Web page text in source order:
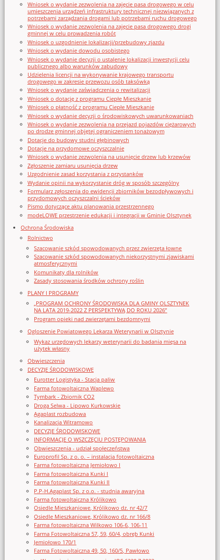
Wniosek o wydanie zezwolenia na zajęcie pasa drogowego w celu
umieszczenia urządzeń infrastruktury technicznej niezwiązanych z
potrzebami zarządzania drogami lub potrzebami ruchu drogowego
Wniosek o wydanie zezwolenia na zajęcie pasa drogowego drogi
gminnej w celu prowadzenia robót
Wniosek o uzgodnienie lokalizacji/przebudowy zjazdu
Wniosek o wydanie dowodu osobistego
Wniosek o wydanie decyzji o ustalenie lokalizacji inwestycji celu
publicznego albo warunków zabudowy
Udzielenia licencji na wykonywanie krajowego transportu
drogowego w zakresie przewozu osób taksówką
Wniosek o wydanie zaświadczenia o rewitalizacji
Wniosek o dotację z programu Ciepłe Mieszkanie
Wniosek o płatność z programu Ciepłe Mieszkanie
Wniosek o wydanie decyzji o środowiskowych uwarunkowaniach
Wniosek o wydanie zezwolenia na przejazd pojazdów ciężarowych
po drodze gminnej objętej ograniczeniem tonażowym
Dotacje do budowy studni głębinowych
Dotacje na przydomowe oczyszczalnie
Wniosek o wydanie zezwolenia na usunięcie drzew lub krzewów
Zgłoszenie zamiaru usunięcia drzew
Uzgodnienie zasad korzystania z przystanków
Wydanie opinii na wykorzystanie dróg w sposób szczególny
Formularz zgłoszenia do ewidencji zbiorników bezodpływowych i
przydomowych oczyszczalni ścieków
Pismo dotyczące aktu planowania przestrzennego
modeLOWE przestrzenie edukacji i integracji w Gminie Olsztynek
Ochrona Środowiska
Rolnictwo
Szacowanie szkód spowodowanych przez zwierzęta łowne
Szacowanie szkód spowodowanych niekorzystnymi zjawiskami
atmosferycznymi
Komunikaty dla rolników
Zasady stosowania środków ochrony roślin
PLANY I PROGRAMY
„PROGRAM OCHRONY ŚRODOWISKA DLA GMINY OLSZTYNEK
NA LATA 2019-2022 Z PERSPEKTYWĄ DO ROKU 2026”
Program opieki nad zwierzętami bezdomnymi
Ogloszenie Powiatowego Lekarza Weterynarii w Olsztynie
Wykaz urzędowych lekarzy weterynarii do badania mięsa na
użytek własny
Obwieszczenia
DECYZJE ŚRODOWISKOWE
Eurotter Logistyka - Stacja paliw
Farma fotowoltaiczna Waplewo
Tymbark - Zbiornik CO2
Droga Selwa - Lipowo Kurkowskie
Agaplast rozbudowa
Kanalizacja Witramowo
DECYZJE ŚRODOWISKOWE
INFORMACJE O WSZCZĘCIU POSTĘPOWANIA
Obwieszczenia - udział społeczeństwa
Europrofil Sp. z o. o. – instalacja fotowoltaiczna
Farma fotowoltaiczna Jemiołowo I
Farma fotowoltaiczna Kunki I
Farma fotowoltaiczna Kunki II
P.P-H.Agaplast Sp. z o.o. - studnia awaryjna
Farma fotowoltaiczna Królikowo
Osiedle Mieszkaniowe, Królikowo dz. nr 42/7
Osiedle Mieszkaniowe, Królikowo dz. nr 166/8
Farma fotowoltaiczna Wilkowo 106-6, 106-11
Farma Fotowoltaiczna 57, 59, 60/4, obręb Kunki
Jemiołowo 170/1
Farma Fotowoltaiczna 49, 50, 160/5, Pawłowo